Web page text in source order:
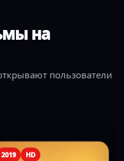
на
пользователи
2019 HD